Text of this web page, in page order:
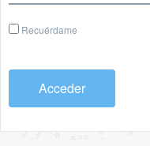
Recuérdame
Acceder